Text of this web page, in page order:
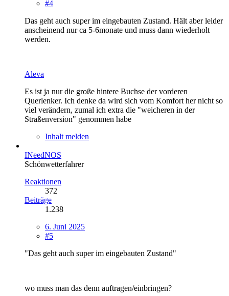
#4
Das geht auch super im eingebauten Zustand. Hält aber leider
anscheinend nur ca 5-6monate und muss dann wiederholt
werden.
Aleva
Es ist ja nur die große hintere Buchse der vorderen
Querlenker. Ich denke da wird sich vom Komfort her nicht so
viel verändern, zumal ich extra die "weicheren in der
Straßenversion" genommen habe
Inhalt melden
INeedNOS
Schönwetterfahrer
Reaktionen
372
Beiträge
1.238
6. Juni 2025
#5
"Das geht auch super im eingebauten Zustand"
wo muss man das denn auftragen/einbringen?